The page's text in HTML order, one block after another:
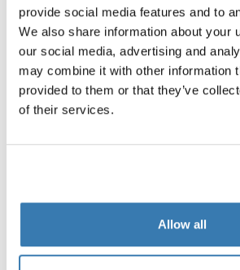
provide social media features and to
We also share information about your
our social media, advertising and
may combine it with other information
provided to them or that they’ve
of their services.
Allow all